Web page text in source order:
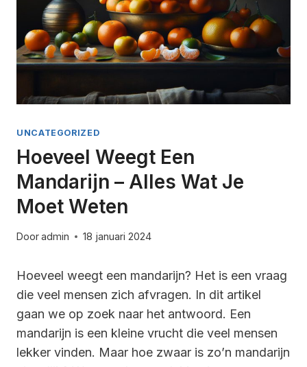
UNCATEGORIZED
Hoeveel Weegt Een
Mandarijn – Alles Wat Je
Moet Weten
Dooradmin 18 januari 2024
Hoeveel weegt een mandarijn? Het is een vraag
die veel mensen zich afvragen. In dit artikel
gaan we op zoek naar het antwoord. Een
mandarijn is een kleine vrucht die veel mensen
lekker vinden. Maar hoe zwaar is zo’n mandarijn